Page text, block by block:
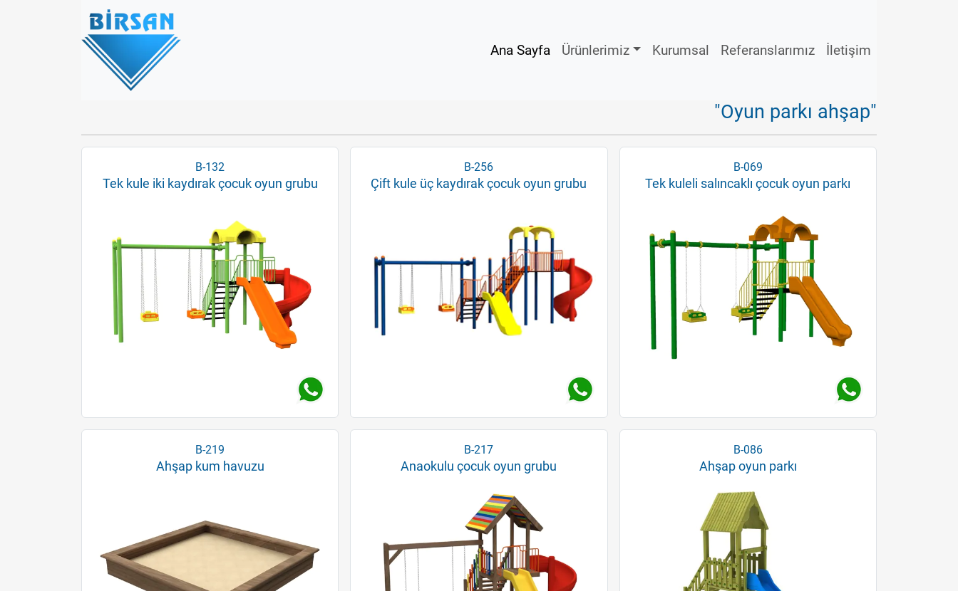
Ana Sayfa Ürünlerimiz Kurumsal Referanslarımız İletişim
"Oyun parkı ahşap"
B-132
Tek kule iki kaydırak çocuk oyun grubu
B-256
Çift kule üç kaydırak çocuk oyun grubu
B-069
Tek kuleli salıncaklı çocuk oyun parkı
B-219
Ahşap kum havuzu
B-217
Anaokulu çocuk oyun grubu
B-086
Ahşap oyun parkı